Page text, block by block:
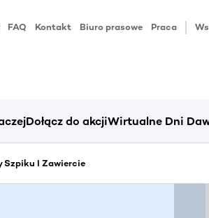
FAQ Kontakt Biuro prasowe Praca
Dołącz do akcjiWirtualne Dni
Szpiku I Zawiercie